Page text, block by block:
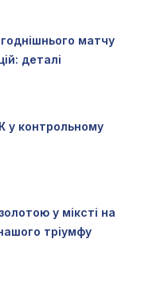
матчу
деталі
у контрольному
у міксті на
тріумфу